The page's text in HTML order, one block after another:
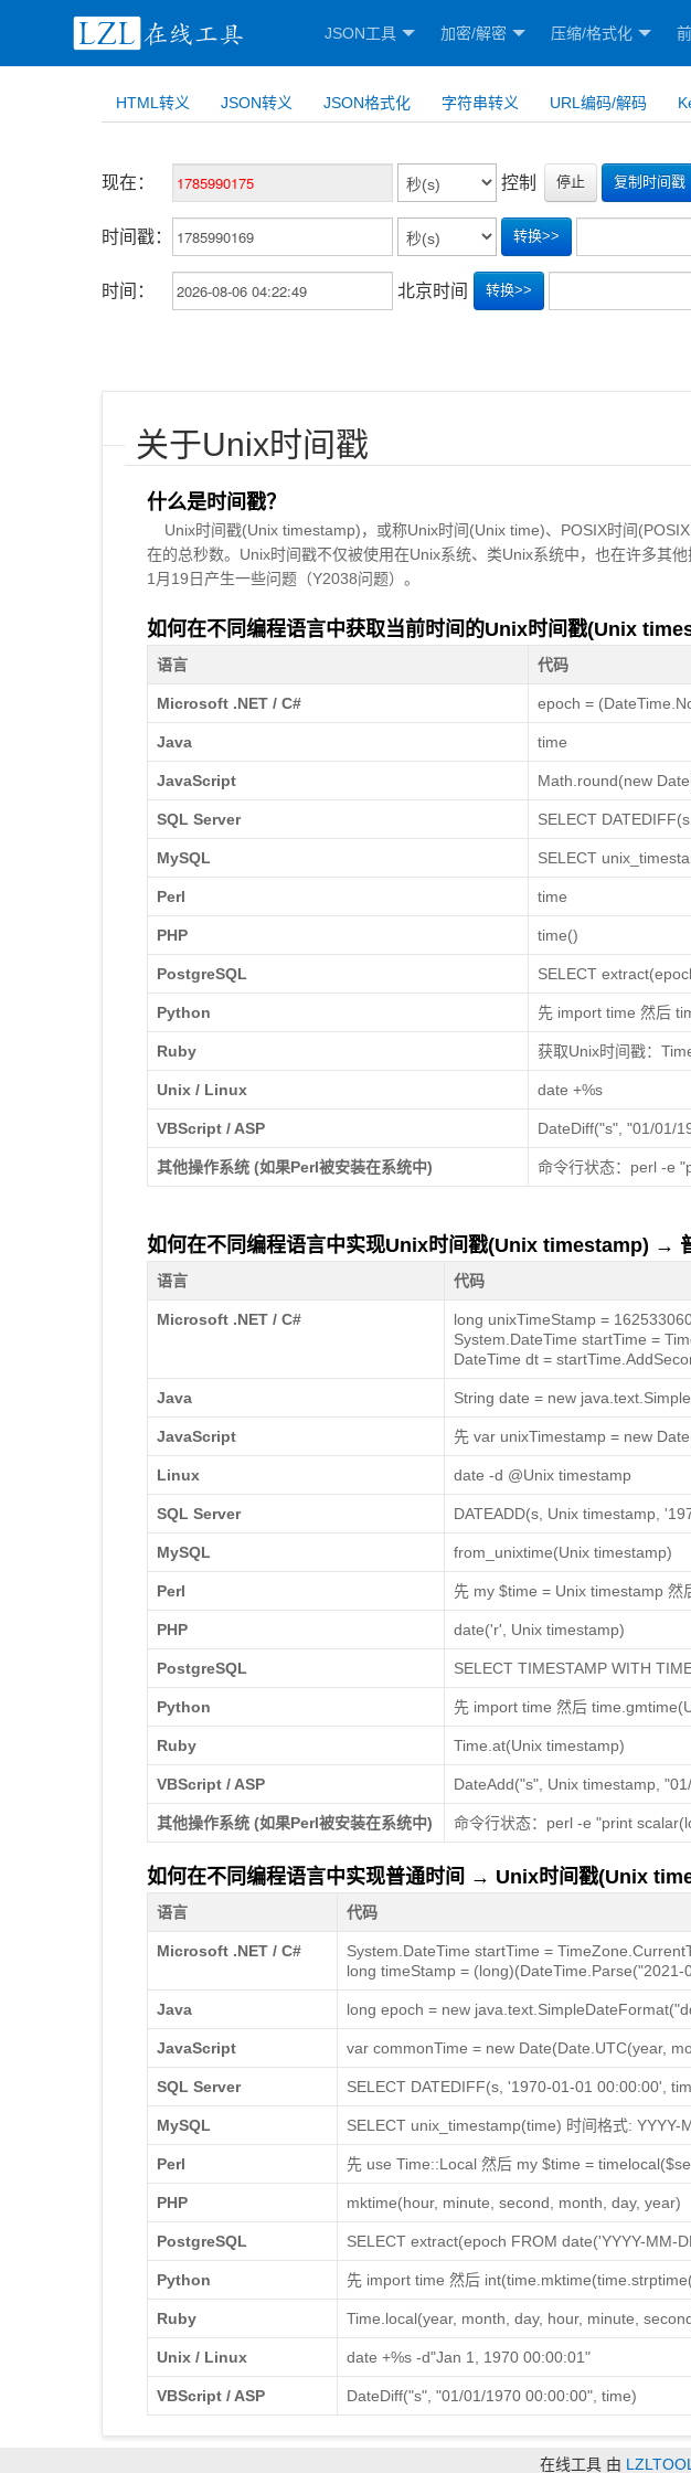
JSON工具 加密/解密 压缩/格式化
HTML转义 JSON转义 JSON格式化 字符串转义 URL编码/解码
现在： 控制
时间戳： 转换>>
时间： 北京时间 转换>>
关于Unix时间戳
什么是时间戳？
Unix时间戳(Unix timestamp)，或称Unix时间(Unix time)、POSIX时间
在的总秒数。Unix时间戳不仅被使用在Unix系统、类Unix系统中，也在许多其
1月19日产生一些问题（Y2038问题）。
如何在不同编程语言中获取当前时间的Unix时间戳(Unix
语言 代码
Microsoft .NET / C# epoch =
Java time
JavaScript Math.round(new
SQL Server SELECT
MySQL SELECT
Perl time
PHP time()
PostgreSQL SELECT
Python 先 import time 然后
Ruby 获取Unix时间戳：
Unix / Linux date +%s
VBScript / ASP DateDiff("s", "01/01/
其他操作系统 (如果Perl被安装在系统中) 命令行状态：perl -e
如何在不同编程语言中实现Unix时间戳(Unix timestamp) →
语言 代码
Microsoft .NET / C#
long unixTimeStamp =
System.DateTime startTime =
DateTime dt =
Java String date = new
JavaScript 先 var unixTimestamp = new
Linux date -d @Unix timestamp
SQL Server DATEADD(s, Unix timestamp,
MySQL from_unixtime(Unix timestamp)
Perl 先 my $time = Unix timestamp
PHP date('r', Unix timestamp)
PostgreSQL SELECT TIMESTAMP WITH
Python 先 import time 然后
Ruby Time.at(Unix timestamp)
VBScript / ASP DateAdd("s", Unix timestamp,
其他操作系统 (如果Perl被安装在系统中) 命令行状态：perl -e "print
如何在不同编程语言中实现普通时间 → Unix时间戳(Unix
语言 代码
Microsoft .NET / C#
System.DateTime startTime =
long timeStamp =
Java long epoch = new
JavaScript var commonTime = new Date(Date.UTC(year,
SQL Server SELECT DATEDIFF(s, '1970-01-01 00:00:00',
MySQL SELECT unix_timestamp(time) 时间格式:
Perl 先 use Time::Local 然后 my $time =
PHP mktime(hour, minute, second, month, day, year)
PostgreSQL SELECT extract(epoch FROM date('YYYY-MM-
Python 先 import time 然后
Ruby Time.local(year, month, day, hour, minute,
Unix / Linux date +%s -d"Jan 1, 1970 00:00:01"
VBScript / ASP DateDiff("s", "01/01/1970 00:00:00", time)
在线工具 由